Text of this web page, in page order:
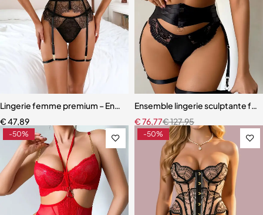
Lingerie femme premium – Ensemble romantique en dentelle fine
€47,89
Ensemble lingerie sculptante
€127,95
€76,77
-50% -50%